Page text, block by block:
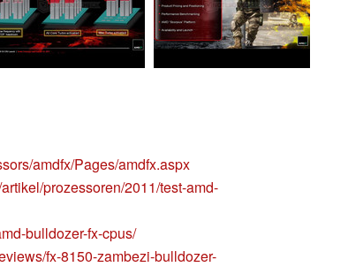
amdfx/Pages/amdfx.aspx
prozessoren/2011/test-amd-
bulldozer-fx-cpus/
fx-8150-zambezi-bulldozer-